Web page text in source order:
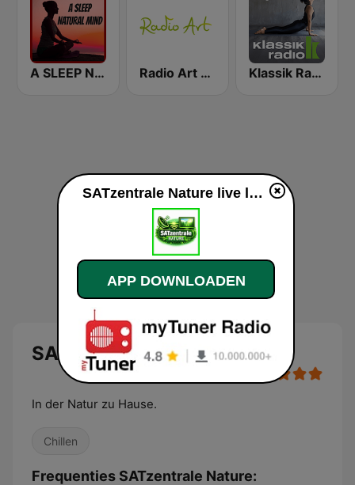
A SLEEP NATURAL MIND Radio Art Nature Klassik Radio Yoga
SATzentrale Nature
In der Natur zu Hause.
Chillen
Frequenties SATzentrale Nature:
SATzentrale Nature live luisteren
APP DOWNLOADEN